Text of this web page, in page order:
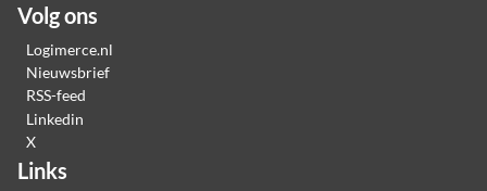
Volg ons
Logimerce.nl
Nieuwsbrief
RSS-feed
Linkedin
X
Links